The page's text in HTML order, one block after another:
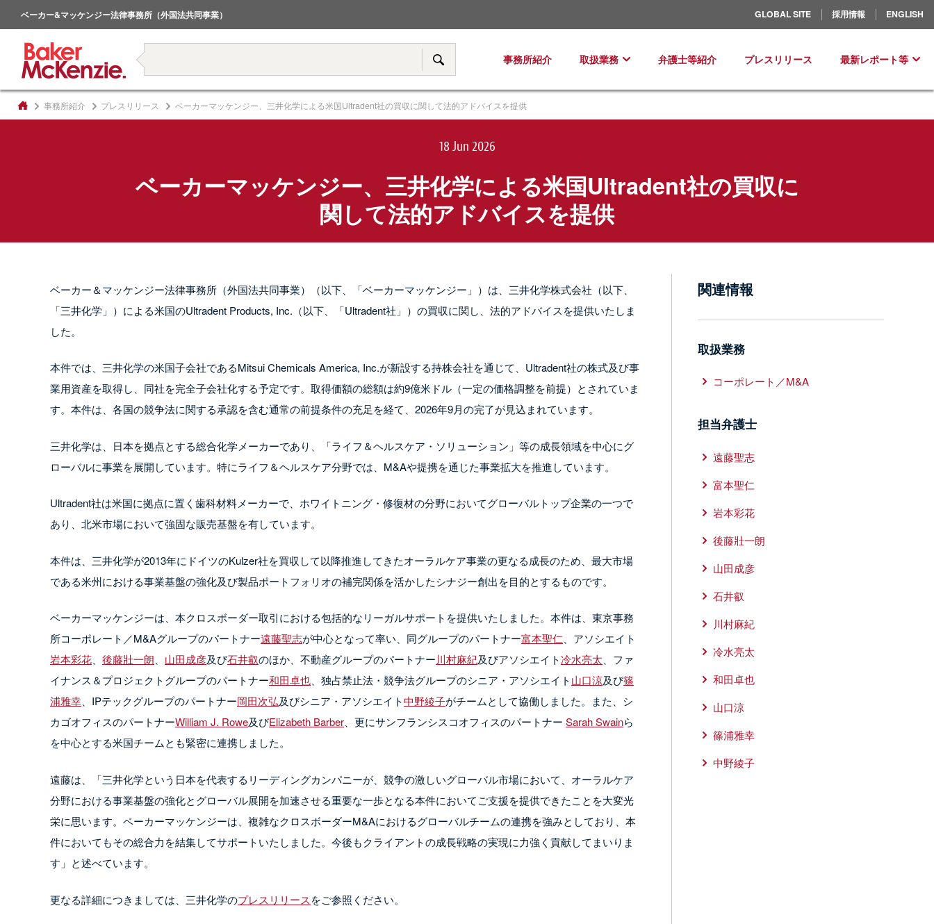
ベーカー&マッケンジー法律事務所（外国法共同事業） GLOBAL SITE 採用情報 ENGLISH
サイト内検索事務所紹介 取扱業務
ヨーロッパ
弁護士等紹介 プレスリリース 最新レポート等
著書
事務所紹介 プレスリリース ベーカーマッケンジー、三井化学による米国Ultradent社の買収に関して法的アドバイスを提供
18 Jun 2026
ベーカーマッケンジー、三井化学による米国Ultradent社の買収に
関して法的アドバイスを提供
ベーカー＆マッケンジー法律事務所（外国法共同事業）（以下、「ベーカーマッケンジー」）は、三井化学株式会社（以下、
「三井化学」）による米国のUltradent Products, Inc.（以下、「Ultradent社」）の買収に関し、法的アドバイスを提供いたしま
した。
本件では、三井化学の米国子会社であるMitsui Chemicals America, Inc.が新設する持株会社を通じて、Ultradent社の株式及び事
業用資産を取得し、同社を完全子会社化する予定です。取得価額の総額は約9億米ドル（一定の価格調整を前提）とされていま
す。本件は、各国の競争法に関する承認を含む通常の前提条件の充足を経て、2026年9月の完了が見込まれています。
三井化学は、日本を拠点とする総合化学メーカーであり、「ライフ＆ヘルスケア・ソリューション」等の成長領域を中心にグ
ローバルに事業を展開しています。特にライフ＆ヘルスケア分野では、M&Aや提携を通じた事業拡大を推進しています。
Ultradent社は米国に拠点に置く歯科材料メーカーで、ホワイトニング・修復材の分野においてグローバルトップ企業の一つで
あり、北米市場において強固な販売基盤を有しています。
本件は、三井化学が2013年にドイツのKulzer社を買収して以降推進してきたオーラルケア事業の更なる成長のため、最大市場
である米州における事業基盤の強化及び製品ポートフォリオの補完関係を活かしたシナジー創出を目的とするものです。
ベーカーマッケンジーは、本クロスボーダー取引における包括的なリーガルサポートを提供いたしました。本件は、東京事務
所コーポレート／M&Aグループのパートナー遠藤聖志が中心となって率い、同グループのパートナー富本聖仁、アソシエイト
岩本彩花、 後藤壯一朗、 山田成彦及び石井叡のほか、不動産グループのパートナー川村麻紀及びアソシエイト冷水亮太、ファ
イナンス＆プロジェクトグループのパートナー和田卓也、独占禁止法・競争法グループのシニア・アソシエイト山口涼及び篠
浦雅幸、IPテックグループのパートナー岡田次弘及びシニア・アソシエイト中野綾子がチームとして協働しました。また、シ
カゴオフィスのパートナーWilliam J. Rowe及びElizabeth Barber、更にサンフランシスコオフィスのパートナー Sarah Swainら
を中心とする米国チームとも緊密に連携しました。
遠藤は、「三井化学という日本を代表するリーディングカンパニーが、競争の激しいグローバル市場において、オーラルケア
分野における事業基盤の強化とグローバル展開を加速させる重要な一歩となる本件においてご支援を提供できたことを大変光
栄に思います。ベーカーマッケンジーは、複雑なクロスボーダーM&Aにおけるグローバルチームの連携を強みとしており、本
件においてもその総合力を結集してサポートいたしました。今後もクライアントの成長戦略の実現に力強く貢献してまいりま
す」と述べています。
更なる詳細につきましては、三井化学のプレスリリースをご参照ください。
関連情報
取扱業務
コーポレート／M&A
担当弁護士
遠藤聖志
富本聖仁
岩本彩花
後藤壯一朗
山田成彦
石井叡
川村麻紀
冷水亮太
和田卓也
山口涼
篠浦雅幸
中野綾子